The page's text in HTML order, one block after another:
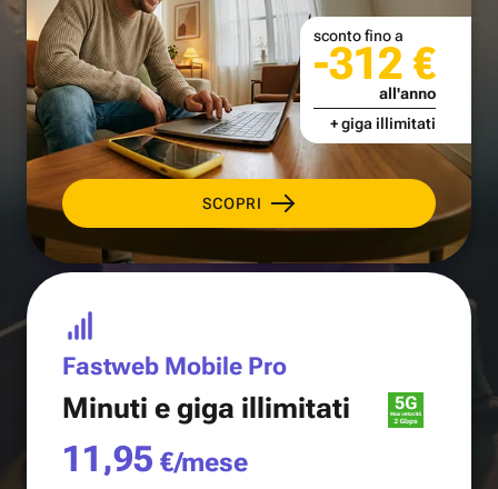
SCOPRI
sconto fino a
-312 €
all'anno
+ giga illimitati
Fastweb Mobile Pro
Minuti e giga illimitati
11,95 €/mese